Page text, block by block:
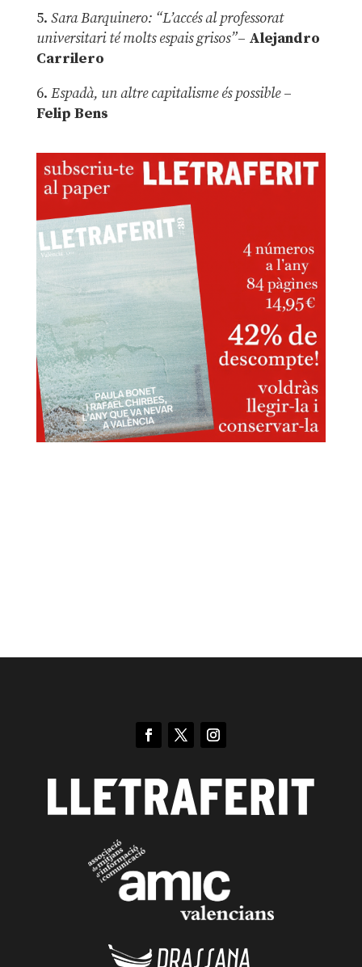
5. Sara Barquinero: “L’accés al professorat
universitari té molts espais grisos”– Alejandro
Carrilero
6. Espadà, un altre capitalisme és possible –
Felip Bens